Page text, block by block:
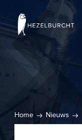
Home Nieuws